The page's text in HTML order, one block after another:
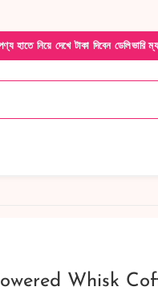
দিবেন ডেলিভারি ম্যান চলে
Whisk